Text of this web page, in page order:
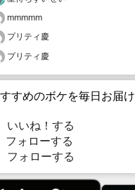
mmmmm
プリティ慶
プリティ慶
すめのボケを毎日お届け
いいね！する
ォローする
フォローする